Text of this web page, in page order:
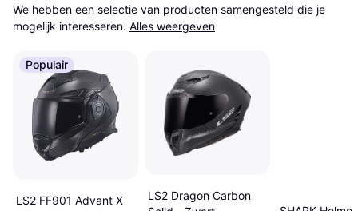
We hebben een selectie van producten samengesteld die je
mogelijk interesseren. Alles weergeven
Populair
LS2 FF901 Advant X
LS2 Dragon Carbon